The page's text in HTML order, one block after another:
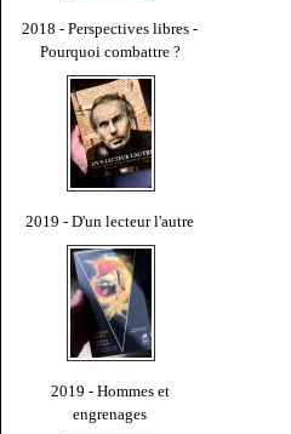
2018 - Perspectives libres -
Pourquoi combattre ?
2019 - D'un lecteur l'autre
2019 - Hommes et
engrenages